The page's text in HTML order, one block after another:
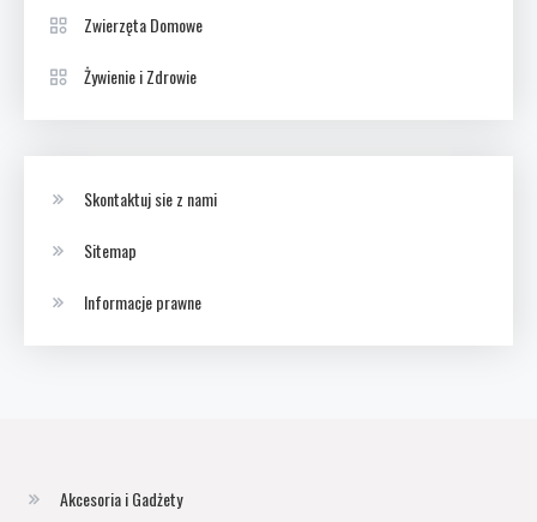
Zwierzęta Domowe
Żywienie i Zdrowie
Skontaktuj sie z nami
Sitemap
Informacje prawne
Akcesoria i Gadżety